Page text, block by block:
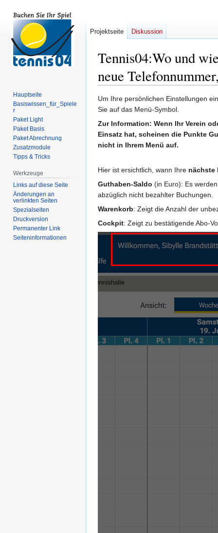
Tennis04:Wo und
neue
Zur
Navigation
springen
Zur
Suche
springen
Um Ihre persönlichen Einstellungen
Sie auf das Menü-Symbol.
Zur Information: Wenn Ihr Verein
Einsatz hat, scheinen die Punkte
nicht in Ihrem Menü auf.
Hier ist ersichtlich, wann Ihre nächste
Guthaben-Saldo (in Euro): Es
abzüglich nicht bezahlter Buchungen.
Warenkorb: Zeigt die Anzahl der
Cockpit: Zeigt zu bestätigende Abo-
Projektseite Diskussion
Hauptseite
Basiswissen_für_Spiele
r
Paket Light
Paket Basis
Paket Abrechnung
Zusatzmodule
Tipps & Tricks
Werkzeuge
Links auf diese Seite
Änderungen an
verlinkten Seiten
Spezialseiten
Druckversion
Permanenter Link
Seiten­­informationen